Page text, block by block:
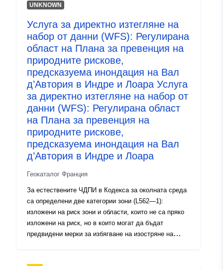
Тип:
Ресурси:
http://inspire.ec.europa.eu/
codelist/ResourceType/services
UNKNOWN
Услуга за директно изтегляне на
набор от данни (WFS): Регулирана
област на Плана за превенция на
природните рискове,
предсказуема инондация на Вал
д’Автория в Индре и Лоара Услуга
за директно изтегляне на набор от
данни (WFS): Регулирана област
на Плана за превенция на
природните рискове,
предсказуема инондация на Вал
д’Автория в Индре и Лоара
Геокаталог Франция
За естествените ЧДПИ в Кодекса за околната среда
са определени две категории зони (L562—1):
изложени на риск зони и области, които не са пряко
изложени на риск, но в които могат да бъдат
предвидени мерки за избягване на изостряне на
регламентите обикновено се разграничават три вида